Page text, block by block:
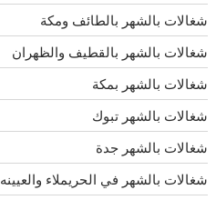
شغالات بالشهر بالطائف ومكة
شغالات بالشهر بالقطيف والظهران
شغالات بالشهر بمكة
شغالات بالشهر تبوك
شغالات بالشهر جدة
شغالات بالشهر في الحريملاء والعيينه